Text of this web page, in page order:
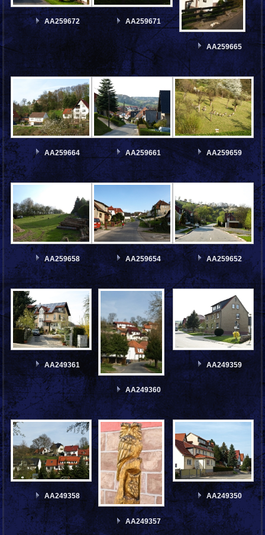
AA259672 AA259671
AA259665
AA259664 AA259661 AA259659
AA259658 AA259654 AA259652
AA249361
AA249360
AA249359
AA249358
AA249357
AA249350